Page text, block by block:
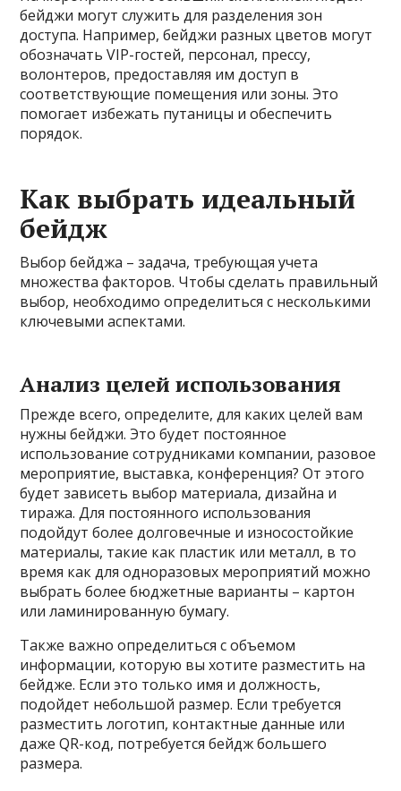
бейджи могут служить для разделения зон
доступа. Например, бейджи разных цветов могут
обозначать VIP-гостей, персонал, прессу,
волонтеров, предоставляя им доступ в
соответствующие помещения или зоны. Это
помогает избежать путаницы и обеспечить
порядок.
Как выбрать идеальный
бейдж
Выбор бейджа – задача, требующая учета
множества факторов. Чтобы сделать правильный
выбор, необходимо определиться с несколькими
ключевыми аспектами.
Анализ целей использования
Прежде всего, определите, для каких целей вам
нужны бейджи. Это будет постоянное
использование сотрудниками компании, разовое
мероприятие, выставка, конференция? От этого
будет зависеть выбор материала, дизайна и
тиража. Для постоянного использования
подойдут более долговечные и износостойкие
материалы, такие как пластик или металл, в то
время как для одноразовых мероприятий можно
выбрать более бюджетные варианты – картон
или ламинированную бумагу.
Также важно определиться с объемом
информации, которую вы хотите разместить на
бейдже. Если это только имя и должность,
подойдет небольшой размер. Если требуется
разместить логотип, контактные данные или
даже QR-код, потребуется бейдж большего
размера.